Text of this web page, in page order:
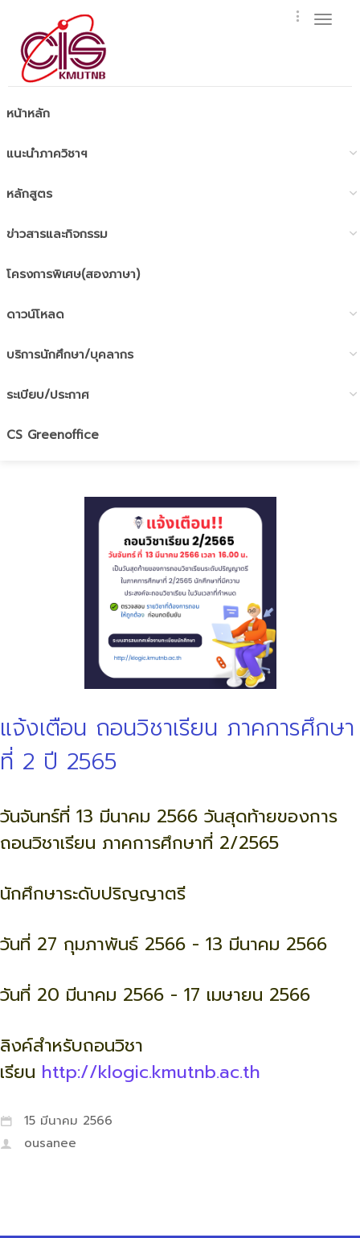
หน้าหลัก
แนะนำภาควิชาฯ
หลักสูตร
ข่าวสารและกิจกรรม
โครงการพิเศษ(สองภาษา)
ดาวน์โหลด
บริการนักศึกษา/บุคลากร
ระเบียบ/ประกาศ
CS Greenoffice
แจ้งเตือน ถอนวิชาเรียน ภาคการศึกษา
ที่ 2 ปี 2565
วันจันทร์ที่ 13 มีนาคม 2566 วันสุดท้ายของการ
ถอนวิชาเรียน ภาคการศึกษาที่ 2/2565
นักศึกษาระดับปริญญาตรี
วันที่ 27 กุมภาพันธ์ 2566 - 13 มีนาคม 2566
วันที่ 20 มีนาคม 2566 - 17 เมษายน 2566
ลิงค์สำหรับถอนวิชา
เรียน http://klogic.kmutnb.ac.th
15 มีนาคม 2566
ousanee